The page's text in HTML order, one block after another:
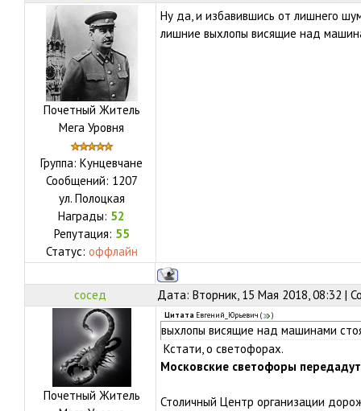
Почетный Житель
Мега Уровня
Группа: Кунцевчане
Сообщений: 1207
ул. Полоцкая
Награды: 52
Репутация: 55
Статус: оффлайн
Ну да, и избавившись от лишнего
лишние выхлопы висящие над
сосед Дата: Вторник, 15 Мая 2018, 08:32 |
Почетный Житель
Цитата Евгений_Юрьевич ( )
выхлопы висящие над машинами
Кстати, о светофорах.
Московские светофоры
Столичный Центр организации